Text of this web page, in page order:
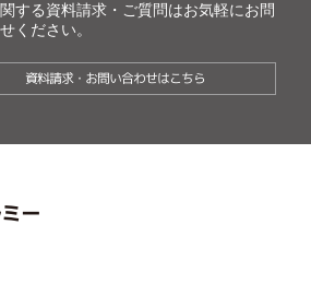
する資料請求・ご質問はお気軽にお問
ください。
資料請求・お問い合わせはこちら
ー